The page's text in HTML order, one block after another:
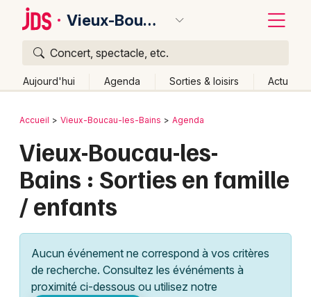
Vieux-Boucau-les-Bains
Concert, spectacle, etc.
Aujourd'hui Agenda Sorties & loisirs Actu
Publier un événement
Grands événements
Manifestations
Bordeaux
Colmar
Lille
Lyon
Marseille
Mulhouse
Retour
Accueil Vieux-Boucau-les-Bains Agenda
Vieux-Boucau-les-
Bains : Sorties en famille
/ enfants
Aucun événement ne correspond à vos critères
de recherche. Consultez les événéments à
proximité ci-dessous ou utilisez notre
Quoi ?
Où ?
Aquitaine
Partout Près de moi Changer de lieu
Quand ?
Effacer les dates
Aujourd'hui
Demain